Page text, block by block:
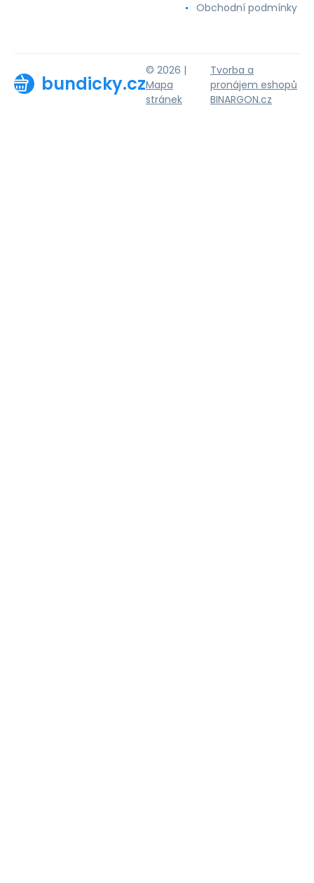
Obchodní podmínky
bundicky.cz
© 2026 |
Mapa
stránek
Tvorba a
pronájem eshopů
BINARGON.cz